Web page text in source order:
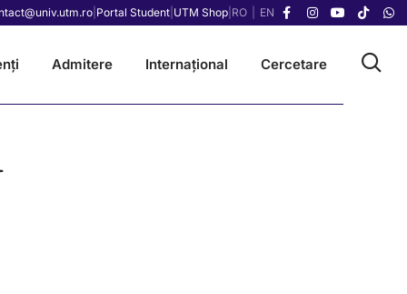
| Portal Student| UTM Shop| RO EN
Admitere Internațional Cercetare